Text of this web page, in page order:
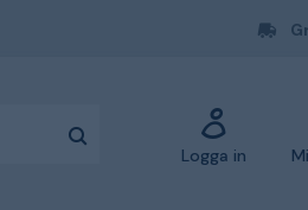
Logga in